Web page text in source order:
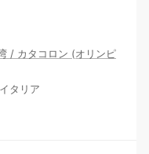
/ カタコロン (オリンピ
タリア